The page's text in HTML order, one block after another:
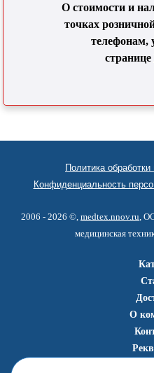
О стоимости и
точках
телефонам,
странице
Политика
Конфиденциальность
2006 - 2026 ©, medtex.nnov.ru ,
медицинская
О